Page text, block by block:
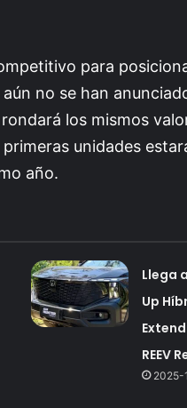
para
no se han
los mismos
unidades
año.
Llega
Up
REEV
2025-